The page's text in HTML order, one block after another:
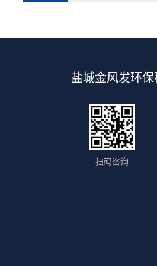
盐城金风发环保
扫码咨询